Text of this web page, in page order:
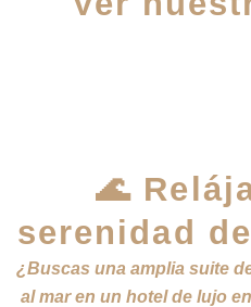
🌊
serenidad
¿Buscas una amplia suite
al mar en un hotel de lujo